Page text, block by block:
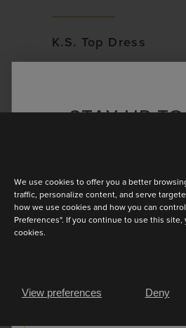
We use cookies to offer you a better
traffic, personalize content, and serve
how we use cookies and how you can
Preferences". If you continue to use this
cookies.
Deny
View preferences
K.S. Top Dress
T: +49 602 863 66
Liebeleih
Winterstraße 9
STAY UP